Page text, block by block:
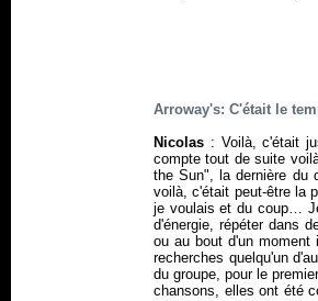
Arroway's: C'était le
Nicolas : Voilà, c'était
compte tout de suite
the Sun", la dernière du
voilà, c'était peut-être la
je voulais et du coup…
d'énergie, répéter dans
ou au bout d'un
recherches quelqu'un
du groupe, pour le
chansons, elles ont été